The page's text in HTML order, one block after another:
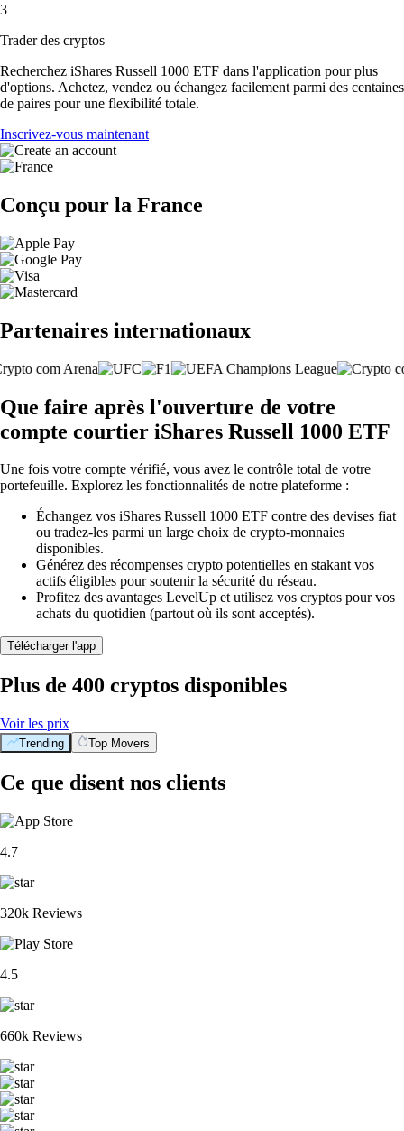
3
Trader des cryptos
Recherchez iShares Russell 1000 ETF dans l'application pour plus
d'options. Achetez, vendez ou échangez facilement parmi des centaines
de paires pour une flexibilité totale.
Inscrivez-vous maintenant
Conçu pour la France
Partenaires internationaux
Que faire après l'ouverture de votre
compte courtier iShares Russell 1000 ETF
Une fois votre compte vérifié, vous avez le contrôle total de votre
portefeuille. Explorez les fonctionnalités de notre plateforme :
Échangez vos iShares Russell 1000 ETF contre des devises fiat
ou tradez-les parmi un large choix de crypto-monnaies
disponibles.
Générez des récompenses crypto potentielles en stakant vos
actifs éligibles pour soutenir la sécurité du réseau.
Profitez des avantages LevelUp et utilisez vos cryptos pour vos
achats du quotidien (partout où ils sont acceptés).
Télécharger l'app
Plus de 400 cryptos disponibles
Voir les prix
Trending Top Movers
Ce que disent nos clients
4.7
320k Reviews
4.5
660k Reviews